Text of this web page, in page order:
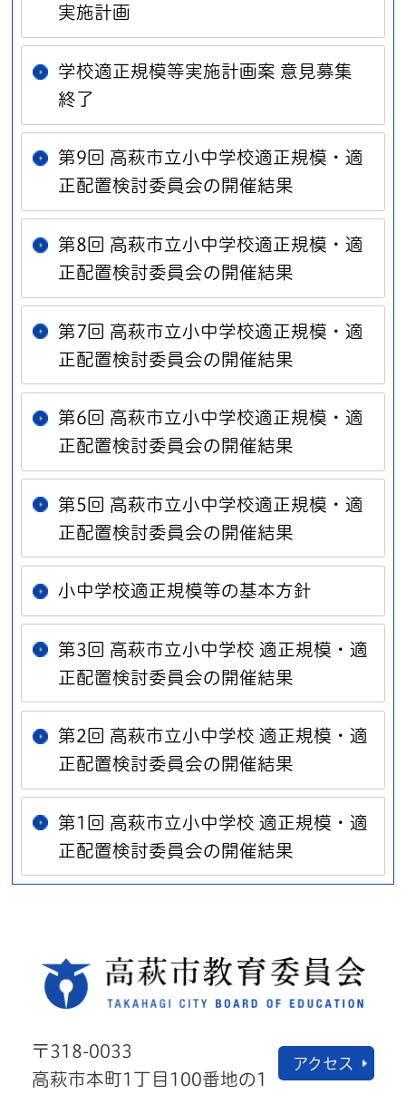
実施計画
学校適正規模等実施計画案 意見募集
終了
第9回 高萩市立小中学校適正規模・適
正配置検討委員会の開催結果
第8回 高萩市立小中学校適正規模・適
正配置検討委員会の開催結果
第7回 高萩市立小中学校適正規模・適
正配置検討委員会の開催結果
第6回 高萩市立小中学校適正規模・適
正配置検討委員会の開催結果
第5回 高萩市立小中学校適正規模・適
正配置検討委員会の開催結果
小中学校適正規模等の基本方針
第3回 高萩市立小中学校 適正規模・適
正配置検討委員会の開催結果
第2回 高萩市立小中学校 適正規模・適
正配置検討委員会の開催結果
第1回 高萩市立小中学校 適正規模・適
正配置検討委員会の開催結果
〒318-0033
高萩市本町1丁目100番地の1
アクセス